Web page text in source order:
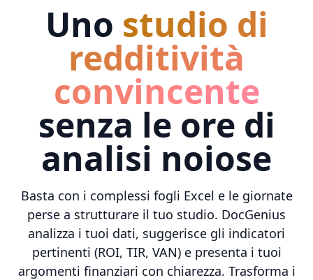
Uno studio di
redditività
convincente
senza le ore di
analisi noiose
Basta con i complessi fogli Excel e le giornate
perse a strutturare il tuo studio. DocGenius
analizza i tuoi dati, suggerisce gli indicatori
pertinenti (ROI, TIR, VAN) e presenta i tuoi
argomenti finanziari con chiarezza. Trasforma i